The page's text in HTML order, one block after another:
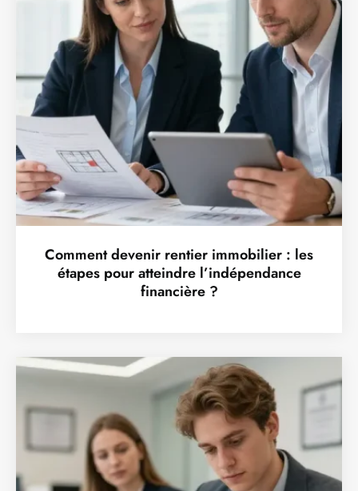
Comment devenir rentier immobilier : les
étapes pour atteindre l’indépendance
financière ?